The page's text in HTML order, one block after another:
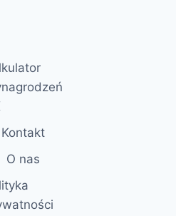
Kontakt
O nas